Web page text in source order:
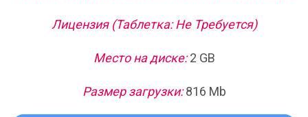
Лицензия (Таблетка: Не Требуется)
Место на диске:2 GB
Размер загрузки:816 Mb